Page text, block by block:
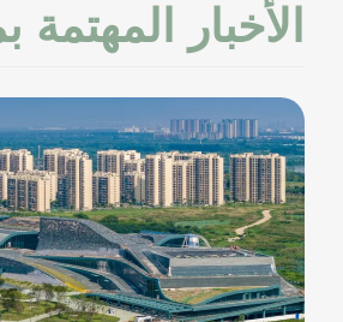
الأخبار